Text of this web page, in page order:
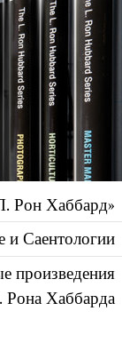
Рон Хаббард»
и Саентологии
произведения
Рона Хаббарда